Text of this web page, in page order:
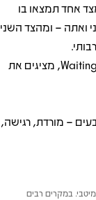
אחד תמצאו בו
ואתה – ומהצד השני
הבונוסים באנגלית, כולל Why Not Now ו-Waiting For A Better Place, מציגים את
– מורדת, רגישה,
במקרים רבים